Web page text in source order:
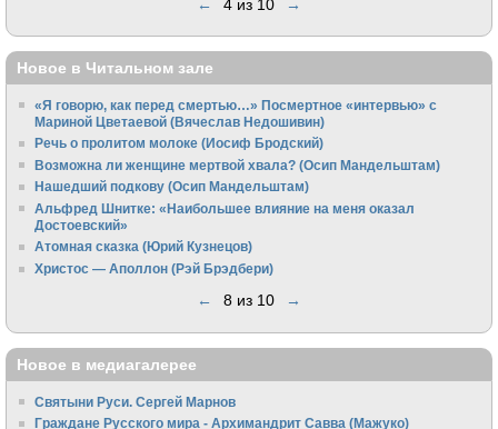
← 4 из 10 →
Новое в Читальном зале
«Я говорю, как перед смертью…» Посмертное «интервью» с
Мариной Цветаевой (Вячеслав Недошивин)
Речь о пролитом молоке (Иосиф Бродский)
Возможна ли женщине мертвой хвала? (Осип Мандельштам)
Нашедший подкову (Осип Мандельштам)
Альфред Шнитке: «Наибольшее влияние на меня оказал
Достоевский»
Атомная сказка (Юрий Кузнецов)
Христос — Аполлон (Рэй Брэдбери)
← 8 из 10 →
Новое в медиагалерее
Святыни Руси. Сергей Марнов
Граждане Русского мира - Архимандрит Савва (Мажуко)